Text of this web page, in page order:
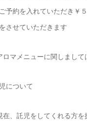
予約を入れていただき￥
させていただきます
ロマメニューに関しまして
について
在、託児をしてくれる方を